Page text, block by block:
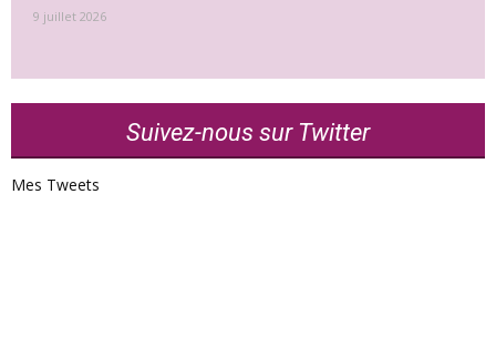
9 juillet 2026
Suivez-nous sur Twitter
Mes Tweets